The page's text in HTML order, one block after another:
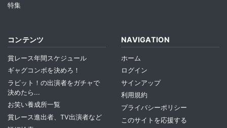
特集
コンテンツ
賞レース年間スケジュール
ギャグコンボを決めろ！
ラビット！の出演者をガチャで
決めたら...
お笑い養成所一覧
賞レース進出者、TV出演者など
NAVIGATION
ホーム
ログイン
サインアップ
利用規約
プライバシーポリシー
このサイトを応援する